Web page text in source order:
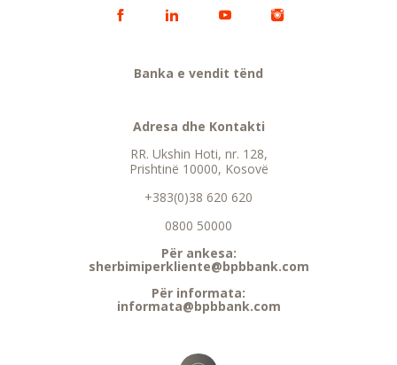
Banka e vendit tënd
Adresa dhe Kontakti
RR. Ukshin Hoti, nr. 128,
Prishtinë 10000, Kosovë
+383(0)38 620 620
0800 50000
Për ankesa:
sherbimiperkliente@bpbbank.com
Për informata:
informata@bpbbank.com